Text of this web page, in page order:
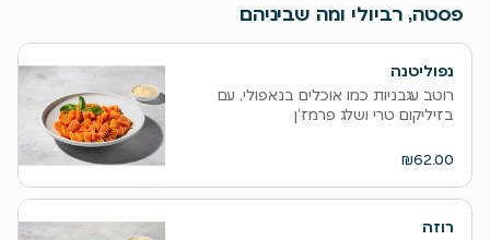
פסטה, רביולי ומה שביניהם
נפוליטנה
רוטב עגבניות כמו אוכלים בנאפולי, עם
בזיליקום טרי ושלג פרמז’ן
₪62.00
רוזה